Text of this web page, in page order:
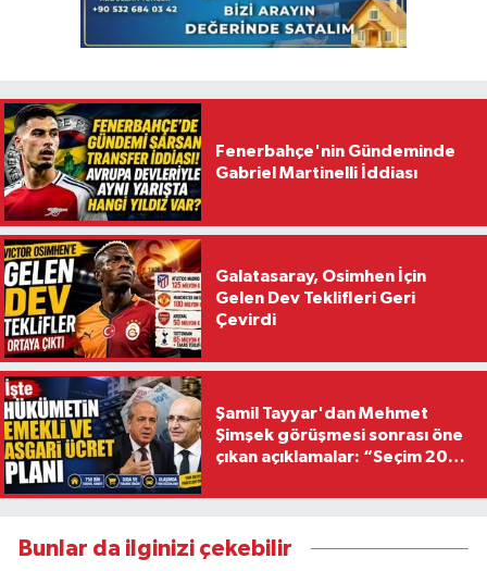
Fenerbahçe'nin Gündeminde
Gabriel Martinelli İddiası
Galatasaray, Osimhen İçin
Gelen Dev Teklifleri Geri
Çevirdi
Şamil Tayyar'dan Mehmet
Şimşek görüşmesi sonrası öne
çıkan açıklamalar: “Seçim 2028
Bunlar da ilginizi çekebilir